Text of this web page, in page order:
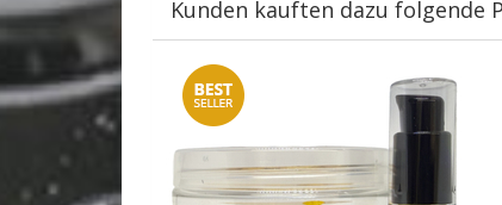
Kunden kauften dazu folgende